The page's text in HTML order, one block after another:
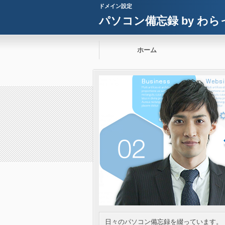
ドメイン設定
パソコン備忘録 by わら
ホーム
日々のパソコン備忘録を綴っています。